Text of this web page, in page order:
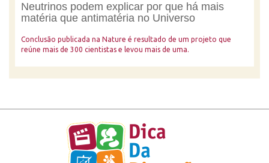
Neutrinos podem explicar por que há mais
matéria que antimatéria no Universo
Conclusão publicada na Nature é resultado de um projeto que
reúne mais de 300 cientistas e levou mais de uma.